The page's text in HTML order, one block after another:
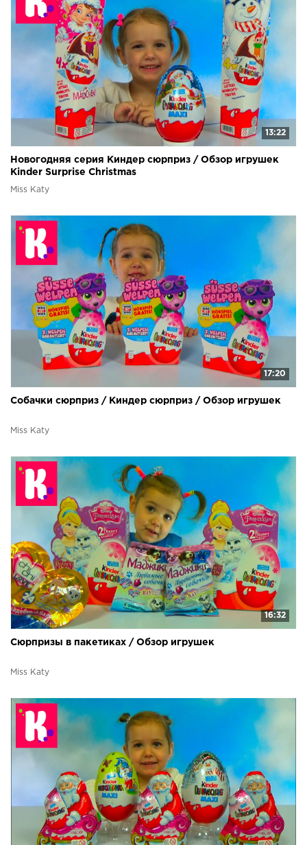
13:22
Новогодняя серия Киндер сюрприз / Обзор игрушек
Kinder Surprise Christmas
Miss Katy
17:20
Собачки сюрприз / Киндер сюрприз / Обзор игрушек
Miss Katy
16:32
Сюрпризы в пакетиках / Обзор игрушек
Miss Katy